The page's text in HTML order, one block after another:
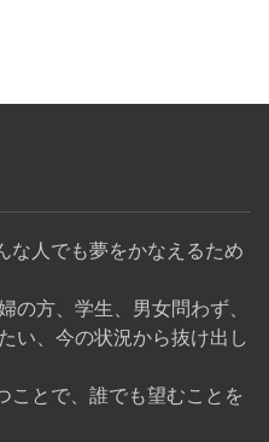
な人でも夢をかなえるため
の方、学生、男女問わず、
い、今の状況から抜け出し
ことで、誰でも望むことを